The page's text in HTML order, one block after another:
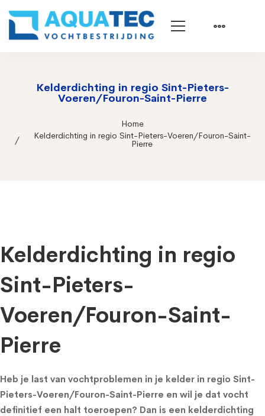
Kelderdichting in regio Sint-Pieters-
Voeren/Fouron-Saint-Pierre
Home
Kelderdichting in regio Sint-Pieters-Voeren/Fouron-Saint-
Pierre
Kelderdichting in regio
Sint-Pieters-
Voeren/Fouron-Saint-
Pierre
Heb je last van vochtproblemen in je kelder in regio Sint-
Pieters-Voeren/Fouron-Saint-Pierre en wil je dat vocht
definitief een halt toeroepen? Dan is een kelderdichting